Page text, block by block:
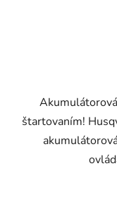
štartovaním!